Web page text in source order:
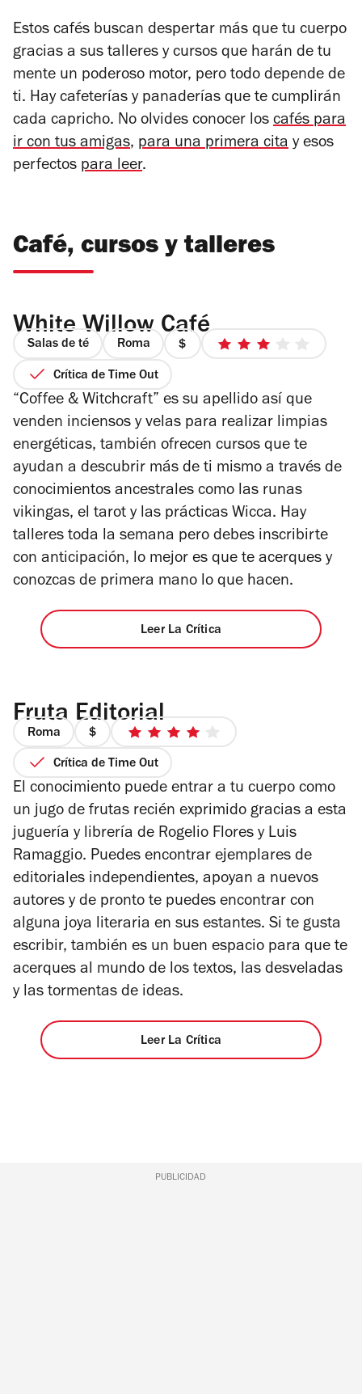
Estos cafés buscan despertar más que tu cuerpo
gracias a sus talleres y cursos que harán de tu
mente un poderoso motor, pero todo depende de
ti. Hay cafeterías y panaderías que te cumplirán
cada capricho. No olvides conocer los cafés para
ir con tus amigas, para una primera cita y esos
perfectos para leer.
Café, cursos y talleres
White Willow Café
Salas de té Roma
precio
3
estrellas
Crítica de Time Out
“Coffee & Witchcraft” es su apellido así que
venden inciensos y velas para realizar limpias
energéticas, también ofrecen cursos que te
ayudan a descubrir más de ti mismo a través de
conocimientos ancestrales como las runas
vikingas, el tarot y las prácticas Wicca. Hay
talleres toda la semana pero debes inscribirte
con anticipación, lo mejor es que te acerques y
conozcas de primera mano lo que hacen.
Leer La Crítica
Fruta Editorial
Roma
precio
1
4
Crítica de Time Out
El conocimiento puede entrar a tu cuerpo como
un jugo de frutas recién exprimido gracias a esta
juguería y librería de Rogelio Flores y Luis
Ramaggio. Puedes encontrar ejemplares de
editoriales independientes, apoyan a nuevos
autores y de pronto te puedes encontrar con
alguna joya literaria en sus estantes. Si te gusta
escribir, también es un buen espacio para que te
acerques al mundo de los textos, las desveladas
y las tormentas de ideas.
Leer La Crítica
PUBLICIDAD